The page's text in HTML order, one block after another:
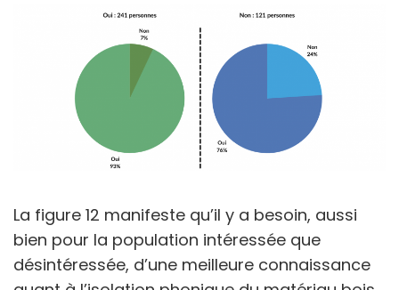
La figure 12 manifeste qu’il y a besoin, aussi
bien pour la population intéressée que
désintéressée, d’une meilleure connaissance